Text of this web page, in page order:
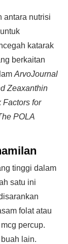
antara nutrisi
katarak
berkaitan
ArvoJournal
Zeaxanthin
Factors for
POLA
tinggi dalam
satu ini
folat atau
percup.
lain.